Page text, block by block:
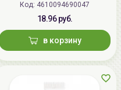
Код: 4610094690047
18.96 руб.
в корзину